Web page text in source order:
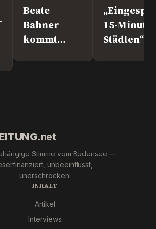
Beate
Bahner
kommt
15-
Städten“.
.net
Stimme vom Bodensee —
unbeeinflusst,
unerschrocken.
INHALT
Artikel
Interviews